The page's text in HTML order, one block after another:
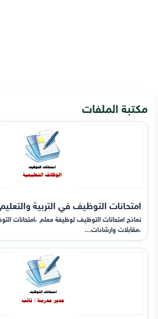
مكتبة الملفات
امتحانات التوظيف في التربية
نماذج امتحانات التوظيف لوظيفة معلم ،امتحانات
،مقابلات وارشادات…